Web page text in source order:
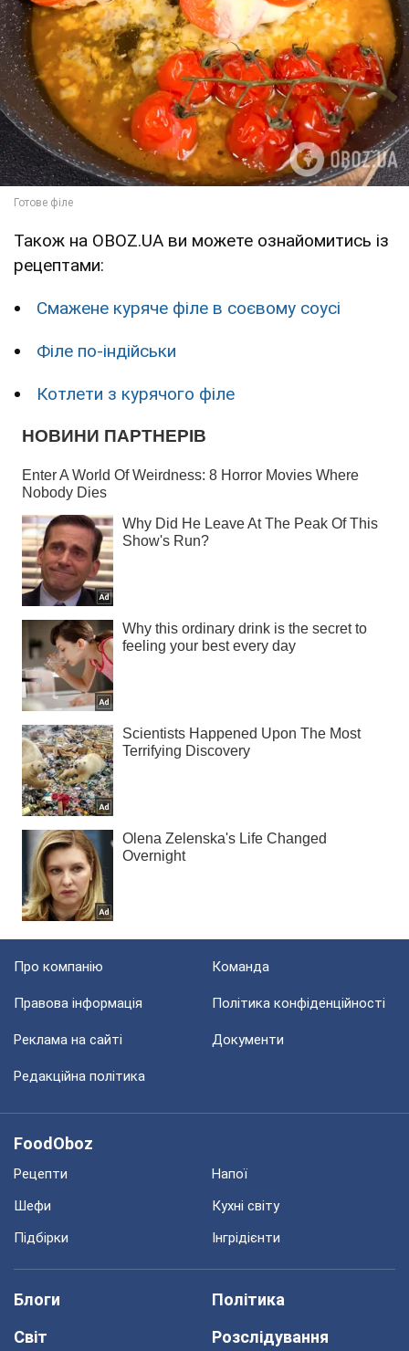
Також на OBOZ.UA ви можете ознайомитись із
рецептами:
Смажене куряче філе в соєвому соусі
Філе по-індійськи
Котлети з курячого філе
Про компанію Команда
Правова інформація Політика конфіденційності
Реклама на сайті Документи
Редакційна політика
FoodOboz
Рецепти
Напої
Шефи
Кухні світу
Підбірки
Інгрідієнти
Блоги
Політика
Світ
Розслідування